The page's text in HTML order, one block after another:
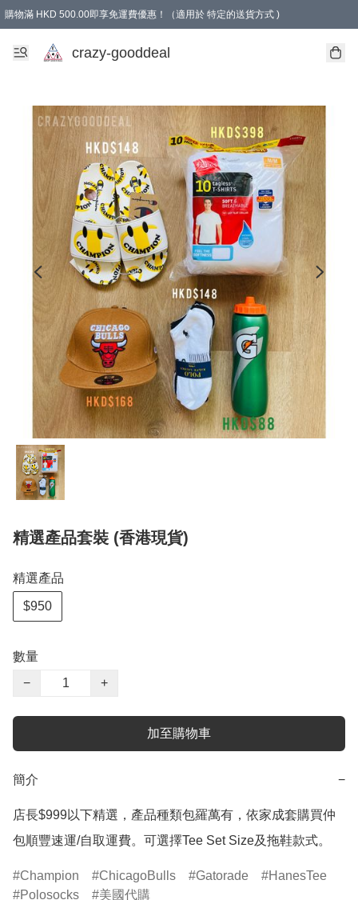
購物滿 HKD 500.00即享免運費優惠！（適用於 特定的送貨方式 )
成為會員可享免費禮品
crazy-gooddeal
精選產品套裝 (香港現貨)
精選產品
$950
數量
−
+
加至購物車
簡介 −
店長$999以下精選，產品種類包羅萬有，依家成套購買仲
包順豐速運/自取運費。可選擇Tee Set Size及拖鞋款式。
Champion ChicagoBulls Gatorade
HanesTee
Polosocks
美國代購